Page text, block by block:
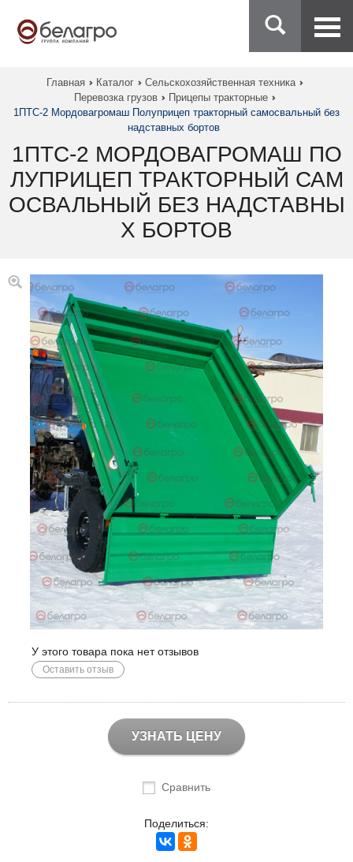
Главная Каталог
Сельскохозяйственная техника
Перевозка грузов
Прицепы тракторные
1ПТС-2 Мордовагромаш Полуприцеп тракторный самосвальный без
надставных бортов
1ПТС-2 МОРДОВАГРОМАШ ПО
ЛУПРИЦЕП ТРАКТОРНЫЙ САМ
ОСВАЛЬНЫЙ БЕЗ НАДСТАВНЫ
Х БОРТОВ
У этого товара пока нет отзывов
Оставить отзыв
УЗНАТЬ ЦЕНУ
Сравнить
Поделиться: